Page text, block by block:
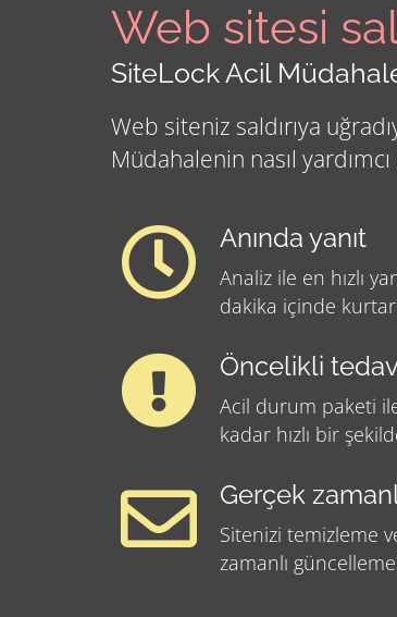
Web sitesi
SiteLock Acil
Web siteniz saldırıya
Müdahalenin nasıl
Anında yanıt
Analiz ile en hızlı
dakika içinde
Öncelikli
Acil durum paketi
kadar hızlı bir
Gerçek
Sitenizi temizleme
zamanlı